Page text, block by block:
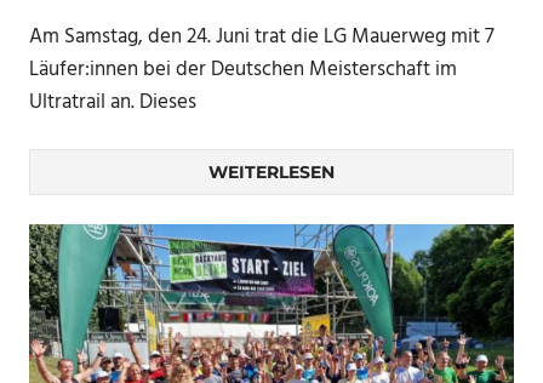
Am Samstag, den 24. Juni trat die LG Mauerweg mit 7
Läufer:innen bei der Deutschen Meisterschaft im
Ultratrail an. Dieses
WEITERLESEN